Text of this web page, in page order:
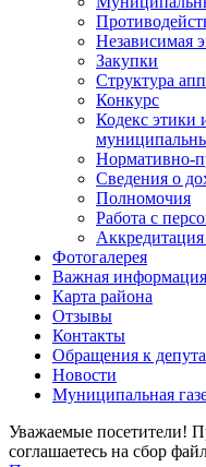
Независимая
Закупки
Структура
Конкурс
Кодекс этики
Нормативно-
Сведения о
Полномочия
Работа с
Фотогалерея
Важная информация
Карта района
Отзывы
Контакты
Обращения к
Новости
Муниципальная
Уважаемые посетители!
соглашаетесь на сбор